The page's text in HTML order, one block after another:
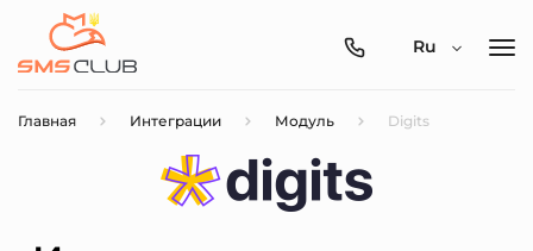
0800-
Ru
Главная Интеграции Модуль Digits